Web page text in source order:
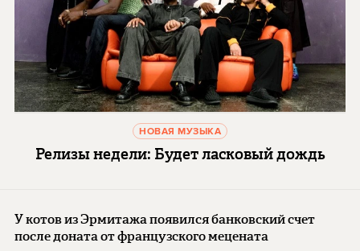
НОВАЯ МУЗЫКА
Релизы недели: Будет ласковый дождь
У котов из Эрмитажа появился банковский счет
после доната от французского мецената